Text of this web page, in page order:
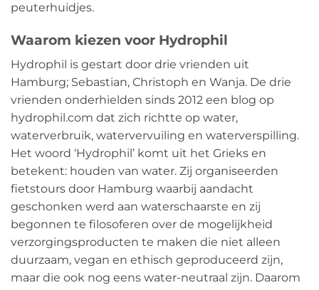
peuterhuidjes.
Waarom kiezen voor Hydrophil
Hydrophil is gestart door drie vrienden uit
Hamburg; Sebastian, Christoph en Wanja. De drie
vrienden onderhielden sinds 2012 een blog op
hydrophil.com dat zich richtte op water,
waterverbruik, watervervuiling en waterverspilling.
Het woord ‘Hydrophil’ komt uit het Grieks en
betekent: houden van water. Zij organiseerden
fietstours door Hamburg waarbij aandacht
geschonken werd aan waterschaarste en zij
begonnen te filosoferen over de mogelijkheid
verzorgingsproducten te maken die niet alleen
duurzaam, vegan en ethisch geproduceerd zijn,
maar die ook nog eens water-neutraal zijn. Daarom